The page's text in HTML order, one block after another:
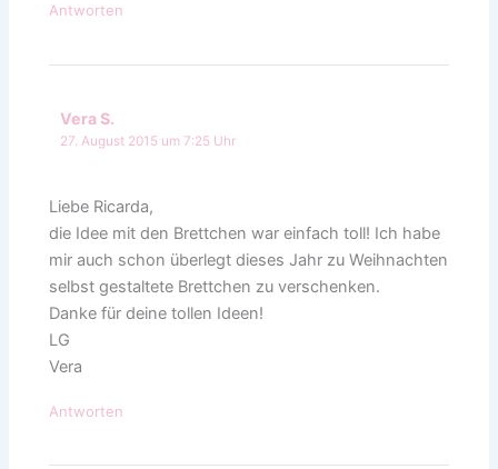
Antworten
Vera S.
27. August 2015 um 7:25 Uhr
Liebe Ricarda,
die Idee mit den Brettchen war einfach toll! Ich habe
mir auch schon überlegt dieses Jahr zu Weihnachten
selbst gestaltete Brettchen zu verschenken.
Danke für deine tollen Ideen!
LG
Vera
Antworten